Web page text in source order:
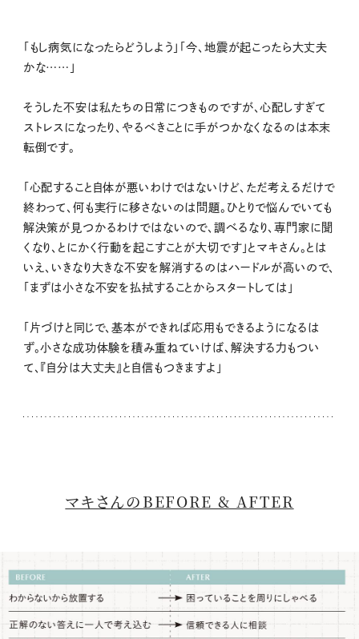
「もし病気になったらどうしよう」「今、地震が起こったら大丈夫
かな……」
そうした不安は私たちの日常につきものですが、心配しすぎて
ストレスになったり、やるべきことに手がつかなくなるのは本末
転倒です。
「心配すること自体が悪いわけではないけど、ただ考えるだけで
終わって、何も実行に移さないのは問題。ひとりで悩んでいても
解決策が見つかるわけではないので、調べるなり、専門家に聞
くなり、とにかく行動を起こすことが大切です」とマキさん。とは
いえ、いきなり大きな不安を解消するのはハードルが高いので、
「まずは小さな不安を払拭することからスタートしては」
「片づけと同じで、基本ができれば応用もできるようになるは
ず。小さな成功体験を積み重ねていけば、解決する力もつい
て、『自分は大丈夫』と自信もつきますよ」
マキさんのBEFORE & AFTER